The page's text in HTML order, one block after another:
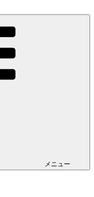
メニュー